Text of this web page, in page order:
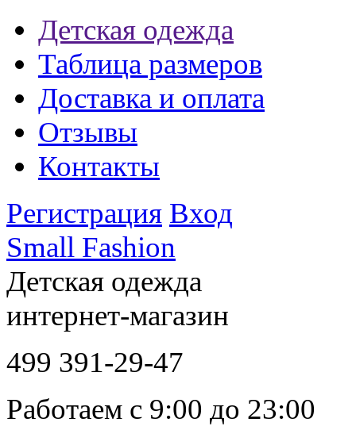
Детская одежда
Таблица размеров
Доставка и оплата
Отзывы
Контакты
Регистрация Вход
Small Fashion
Детская одежда
интернет-магазин
499 391-29-47
Работаем с 9:00 до 23:00